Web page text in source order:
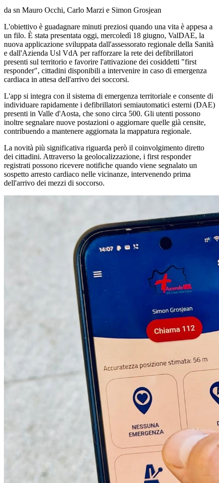
da sn Mauro Occhi, Carlo Marzi e Simon Grosjean
L'obiettivo è guadagnare minuti preziosi quando una vita è appesa a
un filo. È stata presentata oggi, mercoledì 18 giugno, ValDAE, la
nuova applicazione sviluppata dall'assessorato regionale della Sanità
e dall'Azienda Usl VdA per rafforzare la rete dei defibrillatori
presenti sul territorio e favorire l'attivazione dei cosiddetti "first
responder", cittadini disponibili a intervenire in caso di emergenza
cardiaca in attesa dell'arrivo dei soccorsi.
L'app si integra con il sistema di emergenza territoriale e consente di
individuare rapidamente i defibrillatori semiautomatici esterni (DAE)
presenti in Valle d'Aosta, che sono circa 500. Gli utenti possono
inoltre segnalare nuove postazioni o aggiornare quelle già censite,
contribuendo a mantenere aggiornata la mappatura regionale.
La novità più significativa riguarda però il coinvolgimento diretto
dei cittadini. Attraverso la geolocalizzazione, i first responder
registrati possono ricevere notifiche quando viene segnalato un
sospetto arresto cardiaco nelle vicinanze, intervenendo prima
dell'arrivo dei mezzi di soccorso.